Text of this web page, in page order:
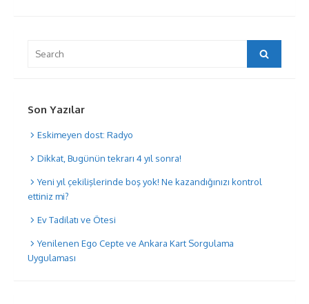
for:
Search
Son Yazılar
Eskimeyen dost: Radyo
Dikkat, Bugünün tekrarı 4 yıl sonra!
Yeni yıl çekilişlerinde boş yok! Ne kazandığınızı kontrol
ettiniz mi?
Ev Tadilatı ve Ötesi
Yenilenen Ego Cepte ve Ankara Kart Sorgulama
Uygulaması